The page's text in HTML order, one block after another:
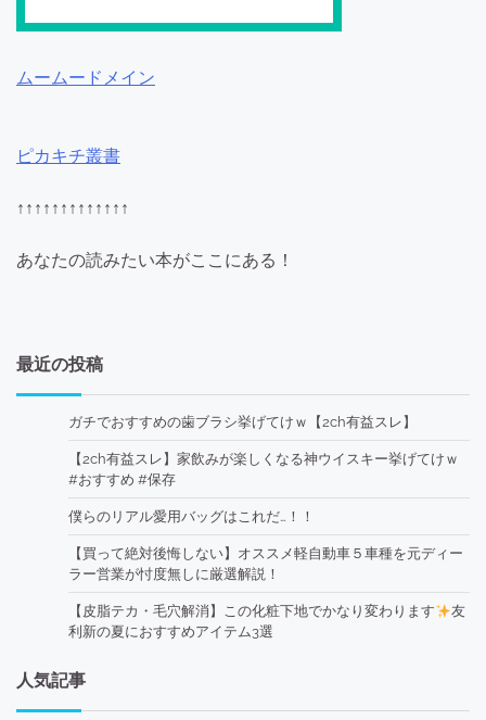
ムームードメイン
ピカキチ叢書
↑↑↑↑↑↑↑↑↑↑↑↑↑
あなたの読みたい本がここにある！
最近の投稿
ガチでおすすめの歯ブラシ挙げてけｗ【2ch有益スレ】
【2ch有益スレ】家飲みが楽しくなる神ウイスキー挙げてけｗ
#おすすめ #保存
僕らのリアル愛用バッグはこれだ…！！
【買って絶対後悔しない】オススメ軽自動車５車種を元ディー
ラー営業が忖度無しに厳選解説！
【皮脂テカ・毛穴解消】この化粧下地でかなり変わります
友
利新の夏におすすめアイテム3選
人気記事